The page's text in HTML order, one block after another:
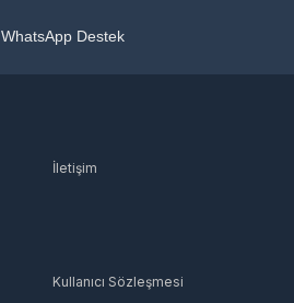
WhatsApp Destek
İletişim
Kullanıcı Sözleşmesi